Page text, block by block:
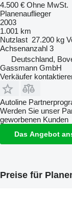
4.500 € Ohne MwSt.
Planenauflieger
2003
1.001 km
Nutzlast 27.200 kg
Achsenanzahl 3
Deutschland,
Gassmann GmbH
Verkäufer
Autoline
Werden Sie unser
geworbenen Kunden
Das Angebot
Preise für